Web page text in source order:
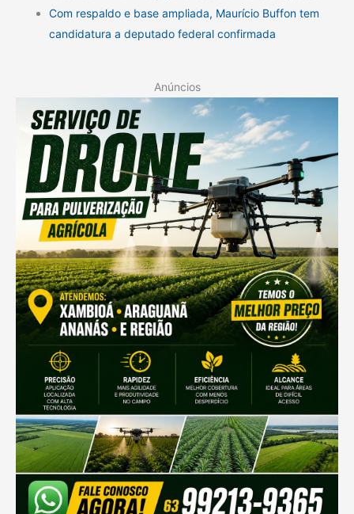
Com respaldo e base ampliada, Maurício Buffon tem
candidatura a deputado federal confirmada
Anúncios